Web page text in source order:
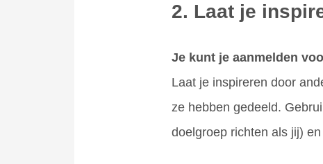
2. Laat je
Je kunt je aanmelden
Laat je inspireren door
ze hebben gedeeld.
doelgroep richten als jij)